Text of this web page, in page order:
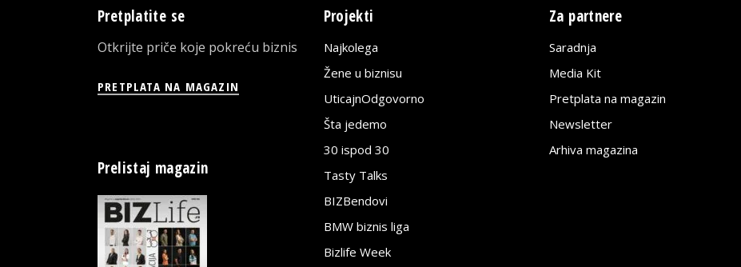
Pretplatite se
Otkrijte priče koje pokreću biznis
PRETPLATA NA MAGAZIN
Prelistaj magazin
Projekti
Najkolega
Žene u biznisu
UticajnOdgovorno
Šta jedemo
30 ispod 30
Tasty Talks
BIZBendovi
BMW biznis liga
Bizlife Week
Za partnere
Saradnja
Media Kit
Pretplata na magazin
Newsletter
Arhiva magazina